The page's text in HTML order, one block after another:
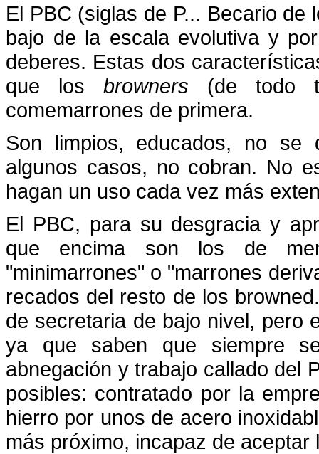
El PBC (siglas de P... Becario
bajo de la escala evolutiva y
deberes. Estas dos
que losbrowners (de todo
comemarrones de primera.
Son limpios, educados, no se
algunos casos, no cobran. No
hagan un uso cada vez más
El PBC, para su desgracia y
que encima son los de
"minimarrones" o "marrones
recados del resto de los
de secretaria de bajo nivel, pero
ya que saben que siempre
abnegación y trabajo callado del
posibles: contratado por la
hierro por unos de acero
más próximo, incapaz de aceptar